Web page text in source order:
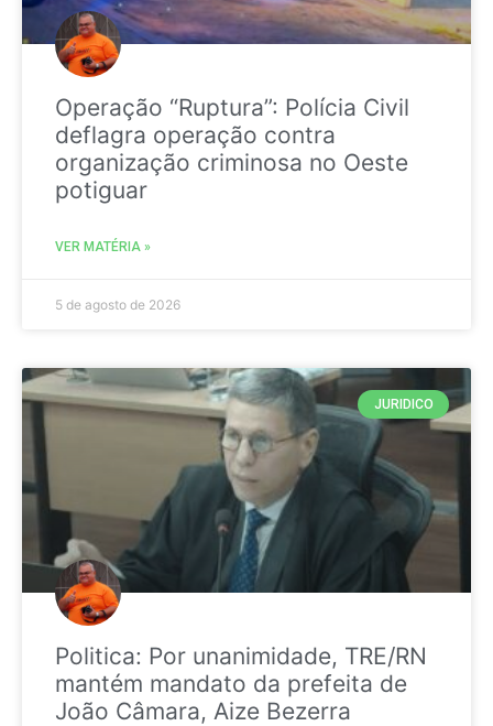
Operação “Ruptura”: Polícia Civil
deflagra operação contra
organização criminosa no Oeste
potiguar
VER MATÉRIA »
5 de agosto de 2026
JURIDICO
Politica: Por unanimidade, TRE/RN
mantém mandato da prefeita de
João Câmara, Aize Bezerra